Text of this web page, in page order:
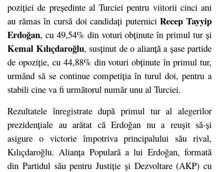
poziției de președinte al Turciei pentru viitorii cinci ani
au rămas în cursă doi candidați puterniciRecep Tayyip
Erdoğan, cu 49,54% din voturi obținute în primul tur și
Kemal Kılıçdaroğlu, susținut de o alianță a șase partide
de opoziție, cu 44,88% din voturi obținute în primul tur,
urmând să se continue competiția în turul doi, pentru a
stabili cine va fi următorul număr unu al Turciei.
Rezultatele înregistrate după primul tur al alegerilor
prezidențiale au arătat că Erdoğan nu a reușit să-și
asigure o victorie împotriva principalului său rival,
Kılıçdaroğlu. Alianța Populară a lui Erdoğan, formată
din Partidul său pentru Justiție și Dezvoltare (AKP) cu